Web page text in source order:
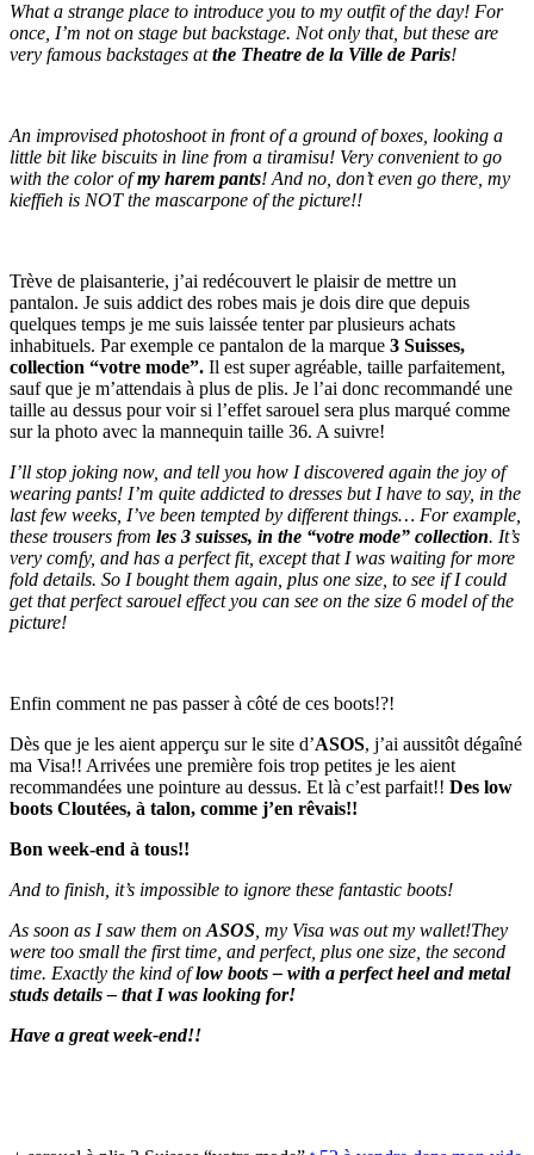
What a strange place to introduce you to my outfit of the day! For
once, I’m not on stage but backstage. Not only that, but these are
very famous backstages atthe Theatre de la Ville de Paris!
An improvised photoshoot in front of a ground of boxes, looking a
little bit like biscuits in line from a tiramisu! Very convenient to go
with the color ofmy harem pants! And no, don’t even go there, my
kieffieh is NOT the mascarpone of the picture!!
Trève de plaisanterie, j’ai redécouvert le plaisir de mettre un
pantalon. Je suis addict des robes mais je dois dire que depuis
quelques temps je me suis laissée tenter par plusieurs achats
inhabituels. Par exemple ce pantalon de la marque 3 Suisses,
collection “votre mode”. Il est super agréable, taille parfaitement,
sauf que je m’attendais à plus de plis. Je l’ai donc recommandé une
taille au dessus pour voir si l’effet sarouel sera plus marqué comme
sur la photo avec la mannequin taille 36. A suivre!
I’ll stop joking now, and tell you how I discovered again the joy of
wearing pants! I’m quite addicted to dresses but I have to say, in the
last few weeks, I’ve been tempted by different things… For example,
these trousers from les 3 suisses, in the “votre mode” collection. It’s
very comfy, and has a perfect fit, except that I was waiting for more
fold details. So I bought them again, plus one size, to see if I could
get that perfect sarouel effect you can see on the size 6 model of the
picture!
Enfin comment ne pas passer à côté de ces boots!?!
Dès que je les aient apperçu sur le site d’ASOS, j’ai aussitôt dégaîné
ma Visa!! Arrivées une première fois trop petites je les aient
recommandées une pointure au dessus. Et là c’est parfait!! Des low
boots Cloutées, à talon, comme j’en rêvais!!
Bon week-end à tous!!
And to finish, it’s impossible to ignore these fantastic boots!
As soon as I saw them on ASOS , my Visa was out my wallet!They
were too small the first time, and perfect, plus one size, the second
time. Exactly the kind oflow boots – with a perfect heel and metal
studs details – that I was looking for!
Have a great week-end!!